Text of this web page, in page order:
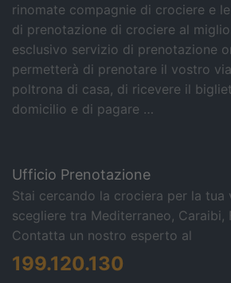
rinomate compagnie di crociere e
di prenotazione di crociere al
esclusivo servizio di prenotazione
permetterà di prenotare il vostro
poltrona di casa, di ricevere il
domicilio e di pagare …
Ufficio Prenotazione
Stai cercando la crociera per la tua
scegliere tra Mediterraneo, Caraibi,
Contatta un nostro esperto al
199.120.130